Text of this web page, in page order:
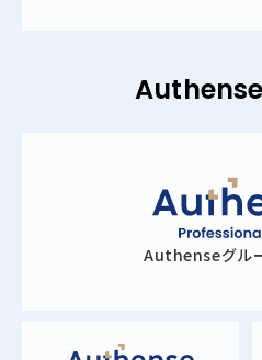
Authenseグル